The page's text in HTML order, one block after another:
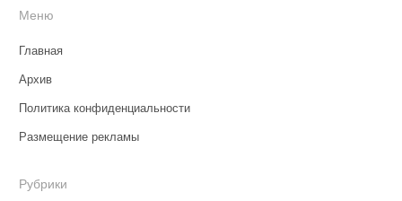
Меню
Главная
Архив
Политика конфиденциальности
Размещение рекламы
Рубрики